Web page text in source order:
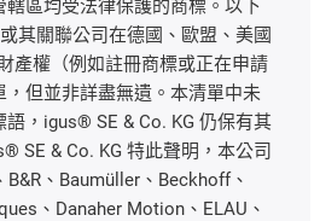
區均受法律保護的商標。以下
其關聯公司在德國、歐盟、美國
產權（例如註冊商標或正在申請
，但並非詳盡無遺。本清單中未
，igus® SE & Co. KG 仍保有其
SE & Co. KG 特此聲明，本公司
、Baumüller、Beckhoff、
、Danaher Motion、ELAU、